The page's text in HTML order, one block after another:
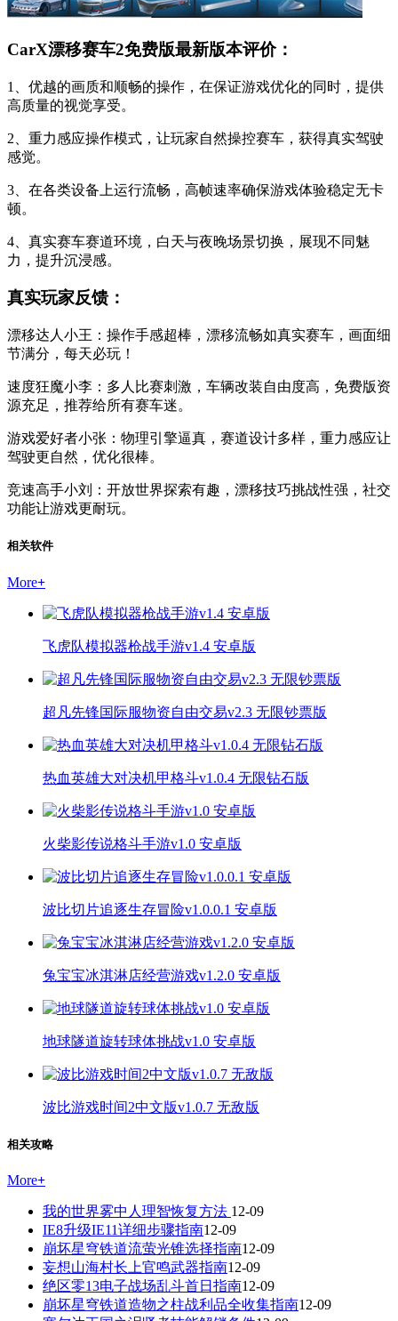
CarX漂移赛车2免费版最新版本评价：
1、优越的画质和顺畅的操作，在保证游戏优化的同时，提供
高质量的视觉享受。
2、重力感应操作模式，让玩家自然操控赛车，获得真实驾驶
感觉。
3、在各类设备上运行流畅，高帧速率确保游戏体验稳定无卡
顿。
4、真实赛车赛道环境，白天与夜晚场景切换，展现不同魅
力，提升沉浸感。
真实玩家反馈：
漂移达人小王：操作手感超棒，漂移流畅如真实赛车，画面细
节满分，每天必玩！
速度狂魔小李：多人比赛刺激，车辆改装自由度高，免费版资
源充足，推荐给所有赛车迷。
游戏爱好者小张：物理引擎逼真，赛道设计多样，重力感应让
驾驶更自然，优化很棒。
竞速高手小刘：开放世界探索有趣，漂移技巧挑战性强，社交
功能让游戏更耐玩。
相关软件
More+
飞虎队模拟器枪战手游v1.4 安卓版
超凡先锋国际服物资自由交易v2.3 无限钞票版
热血英雄大对决机甲格斗v1.0.4 无限钻石版
火柴影传说格斗手游v1.0 安卓版
波比切片追逐生存冒险v1.0.0.1 安卓版
兔宝宝冰淇淋店经营游戏v1.2.0 安卓版
地球隧道旋转球体挑战v1.0 安卓版
波比游戏时间2中文版v1.0.7 无敌版
相关攻略
More+
我的世界雾中人理智恢复方法 12-09
IE8升级IE11详细步骤指南12-09
崩坏星穹铁道流萤光锥选择指南12-09
妄想山海村长上官鸣武器指南12-09
绝区零13电子战场乱斗首日指南12-09
崩坏星穹铁道造物之柱战利品全收集指南12-09